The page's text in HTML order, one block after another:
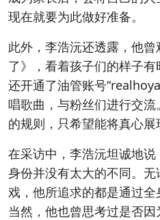
现在就要为此做好准备。
此外，李浩沅还透露，他
了》，看着孩子们的样子
还开通了油管账号
唱歌曲，与粉丝们进行交
的规则，只希望能将真心展
在采访中，李浩沅坦诚地
身份并没有太大的不同。
戏，他所追求的都是通过全
当然，他也曾思考过是否